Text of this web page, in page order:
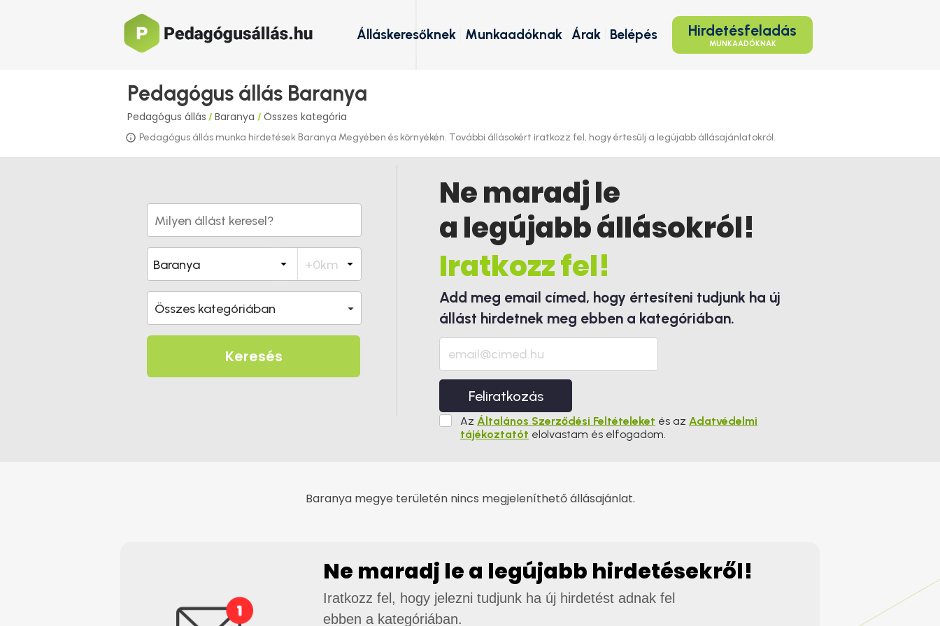
Hirdetésfeladás
MUNKAADÓKNAK
Belépés
Árak
Munkaadóknak
Álláskeresőknek
Pedagógus állás Baranya
Pedagógus állás / Baranya / Összes kategória
Pedagógus állás munka hirdetések Baranya Megyében és környékén. További állásokért iratkozz fel, hogy értesülj a legújabb állásajánlatokról.
Összes kategóriában
Keresés
Ne maradj le
a legújabb állásokról!
Iratkozz fel!
Add meg email címed, hogy értesíteni tudjunk ha új
állást hirdetnek meg ebben a kategóriában.
Feliratkozás
Az Általános Szerződési Feltételeket és az Adatvédelmi
tájékoztatót elolvastam és elfogadom.
Baranya megye területén nincs megjeleníthető állásajánlat.
Ne maradj le a legújabb hirdetésekről!
Iratkozz fel, hogy jelezni tudjunk ha új hirdetést adnak fel
ebben a kategóriában.